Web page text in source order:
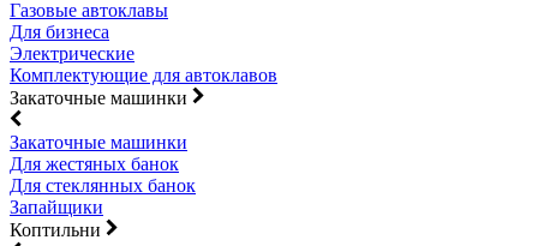
Газовые автоклавы
Для бизнеса
Электрические
Комплектующие для автоклавов
Закаточные машинки
Закаточные машинки
Для жестяных банок
Для стеклянных банок
Запайщики
Коптильни